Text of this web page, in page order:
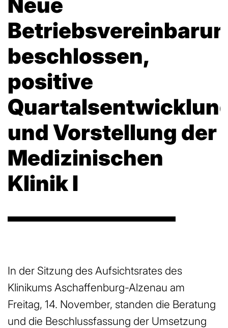
beschlossen,
positive
und Vorstellung der
Medizinischen
Klinik I
In der Sitzung des Aufsichtsrates des
Klinikums Aschaffenburg-Alzenau am
Freitag, 14. November, standen die Beratung
und die Beschlussfassung der Umsetzung